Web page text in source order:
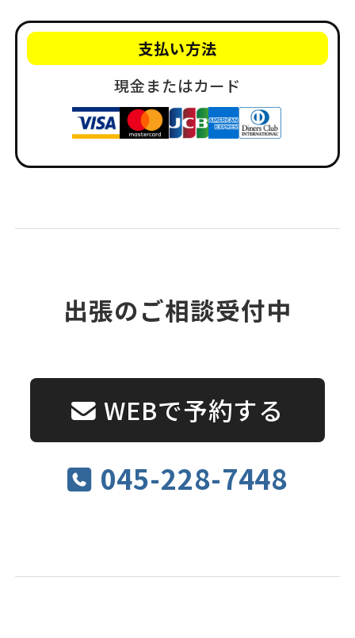
支払い方法
現金またはカード
出張のご相談受付中
WEBで予約する
045-228-7448